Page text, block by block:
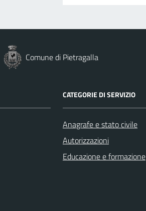
Comune di Pietragalla
CATEGORIE DI SERVIZIO
Anagrafe e stato civile
Autorizzazioni
Educazione e formazione